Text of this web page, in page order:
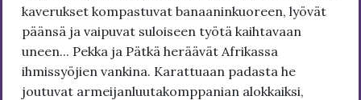
kaverukset kompastuvat banaaninkuoreen, lyövät
päänsä ja vaipuvat suloiseen työtä kaihtavaan
uneen... Pekka ja Pätkä heräävät Afrikassa
ihmissyöjien vankina. Karattuaan padasta he
joutuvat armeijanluutakomppanian alokkaiksi,